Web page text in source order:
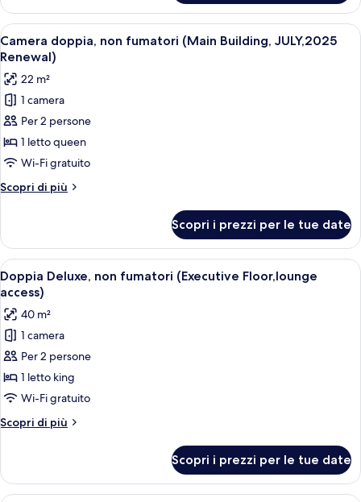
fumatori
Premier,
letto
king,
fumatori
Apri
tutte
le
foto
per
Camera
doppia,
non
fumatori
(Main
JULY,2025
Renewal)
Camera d'albergo con un letto
4
Camera doppia, non fumatori (Main Building, JULY,2025
Renewal)
22 m²
1 camera
Per 2 persone
1 letto queen
Wi-Fi gratuito
Scopri di più
Altri
doppia,
non
fumatori
(Main
Building,
JULY,2025
Renewal)
Scopri i prezzi per le tue date
Apri
tutte
le
foto
per
Doppia
Deluxe,
non
fumatori
(Executive
access)
Una camera d'albergo moderna
7
Doppia Deluxe, non fumatori (Executive Floor,lounge
access)
40 m²
1 camera
Per 2 persone
1 letto king
Wi-Fi gratuito
Scopri di più
Altri
Deluxe,
non
Scopri i prezzi per le tue date